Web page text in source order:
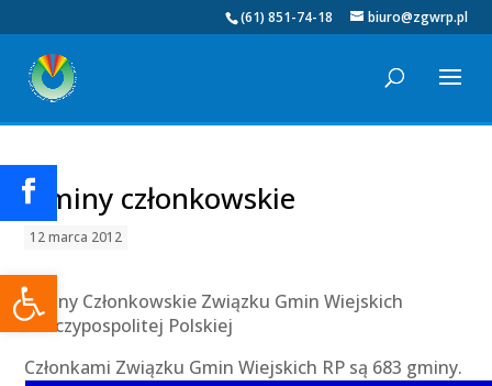
Otwórz pasek narzędzi
(61) 851-74-18 biuro@zgwrp.pl
Gminy członkowskie
12 marca 2012
Gminy Członkowskie Związku Gmin Wiejskich
Rzeczypospolitej Polskiej
Członkami Związku Gmin Wiejskich RP są 683 gminy.